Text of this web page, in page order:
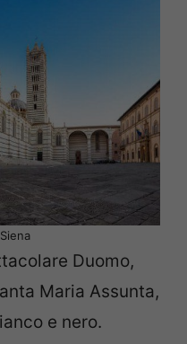
Duomo,
Maria Assunta,
e nero.